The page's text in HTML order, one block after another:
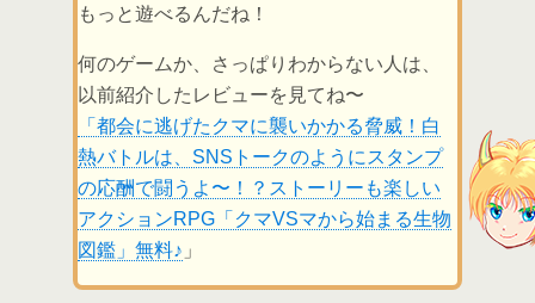
もっと遊べるんだね！
何のゲームか、さっぱりわからない人は、
以前紹介したレビューを見てね〜
「都会に逃げたクマに襲いかかる脅威！白
熱バトルは、SNSトークのようにスタンプ
の応酬で闘うよ〜！？ストーリーも楽しい
アクションRPG「クマVSマから始まる生物
図鑑」無料♪ 」